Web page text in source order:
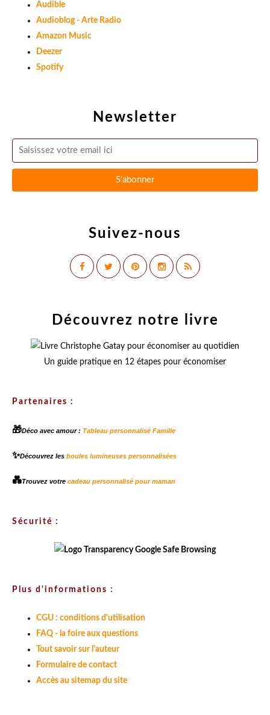
Newsletter
Suivez-nous
Audible
Audioblog - Arte Radio
Amazon Music
Deezer
Spotify
Découvrez notre livre
Un guide pratique en 12 étapes pour économiser
Partenaires :
🎁Déco avec amour : Tableau personnalisé Famille
✨Découvrez les boules lumineuses personnalisées
💑Trouvez votre cadeau personnalisé pour maman
Sécurité :
Plus d'informations :
CGU : conditions d'utilisation
FAQ - la foire aux questions
Tout savoir sur l'auteur
Formulaire de contact
Accès au sitemap du site